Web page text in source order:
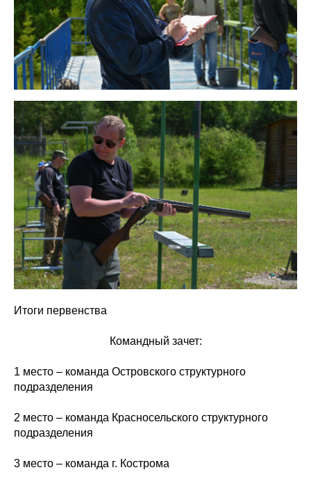
Итоги первенства
Командный зачет:
1 место – команда Островского структурного
подразделения
2 место – команда Красносельского структурного
подразделения
3 место – команда г. Кострома